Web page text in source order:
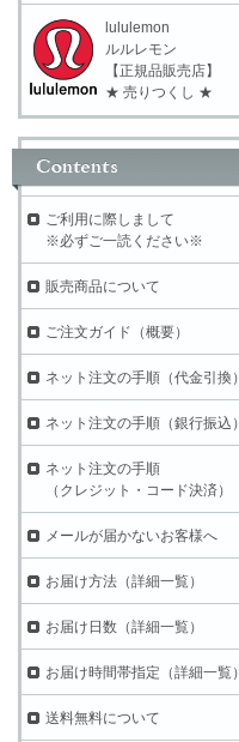
lululemon
ルルレモン
【正規品販売店】
★ 売りつくし ★
ご利用に際しまして
※必ずご一読ください※
販売商品について
ご注文ガイド（概要）
ネット注文の手順（代金引換）
ネット注文の手順（銀行振込）
ネット注文の手順
（クレジット・コード決済）
メールが届かないお客様へ
お届け方法（詳細一覧）
お届け日数（詳細一覧）
お届け時間帯指定（詳細一覧）
送料無料について